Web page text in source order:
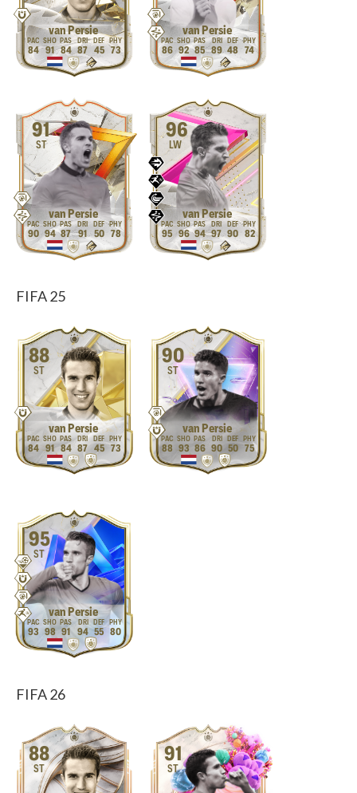
van Persie
84 91 84 87 45 73
van Persie
86 92 85 89 48 74
91
ST
van Persie
90 94 87 91 50 78
96
LW
van Persie
95 96 94 97 90 82
FIFA 25
88
ST
van Persie
84 91 84 87 45 73
90
ST
van Persie
88 93 86 90 50 75
95
ST
van Persie
93 98 91 94 55 80
FIFA 26
88
ST
91
ST